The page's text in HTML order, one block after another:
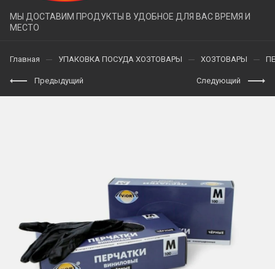
МЫ ДОСТАВИМ ПРОДУКТЫ В УДОБНОЕ ДЛЯ ВАС ВРЕМЯ И
МЕСТО
Главная УПАКОВКА ПОСУДА ХОЗТОВАРЫ ХОЗТОВАРЫ
Предыдущий Следующий